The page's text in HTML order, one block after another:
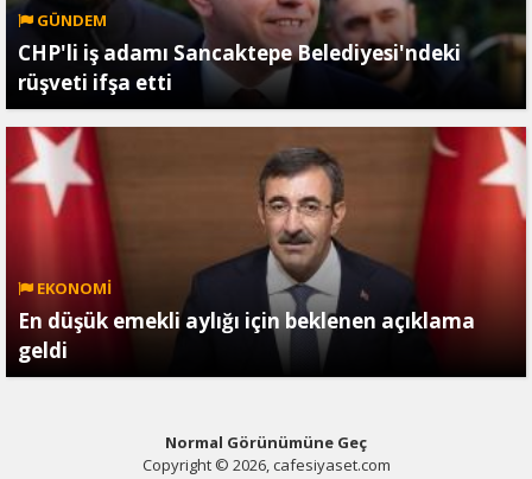
GÜNDEM
CHP'li iş adamı Sancaktepe Belediyesi'ndeki
rüşveti ifşa etti
EKONOMİ
En düşük emekli aylığı için beklenen açıklama
geldi
Normal Görünümüne Geç
Copyright © 2026, cafesiyaset.com